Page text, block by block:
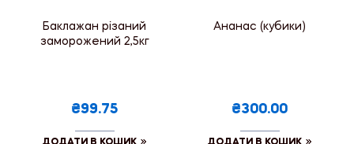
Баклажан різаний
заморожений 2,5кг
₴99.75
Ананас (кубики)
₴300.00